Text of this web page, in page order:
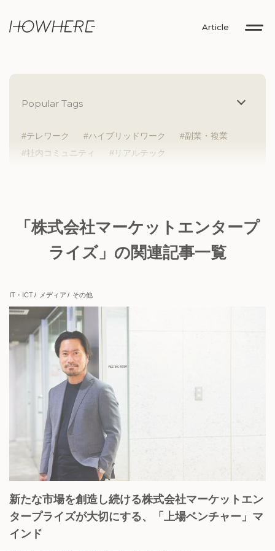
Article
Popular Tags
テレワーク ハイブリッドワーク
副業・複業
社内コミュニティ
リアルテック
サテライトオフィス
ラボラトリー
地方勤務
SDGs グローバル
スタートアップ
上場企業
地域貢献
View all
「株式会社マーケットエンタープ
ライズ」の関連記事一覧
IT・ICT メディア その他
新たな市場を創造し続ける株式会社マーケットエン
タープライズが大切にする、「上場ベンチャー」マ
インド